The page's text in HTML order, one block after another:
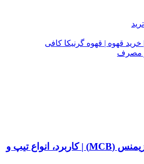
خرید قهوه | قهوه گرنیکا کافی
مصرف
کلید مینیاتوری زیمنس (MCB) | کاربرد، انواع تیپ و